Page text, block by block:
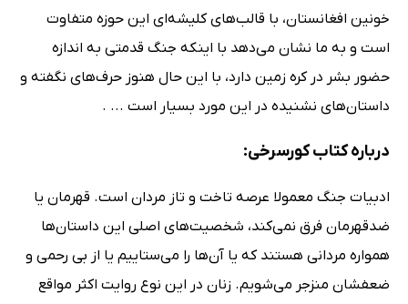
خونین افغانستان، با قالب‌های کلیشه‌ای این حوزه متفاوت
است و به ما نشان می‌دهد با اینکه جنگ قدمتی به اندازه
حضور بشر در کره زمین دارد، با این حال هنوز حرف‌های نگفته و
داستان‌های نشنیده در این مورد بسیار است ... .
درباره کتاب کورسرخی:
ادبیات جنگ معمولا عرصه تاخت و تاز مردان است. قهرمان‌ یا
ضدقهرمان فرق نمی‌کند، شخصیت‌های اصلی این داستان‌ها
همواره مردانی هستند که یا آن‌ها را می‌ستاییم یا از بی رحمی و
ضعفشان منزجر می‌شویم. زنان در این نوع روایت‌ اکثر مواقع